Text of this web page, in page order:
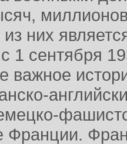
них
1 сентября
важное
Франции.